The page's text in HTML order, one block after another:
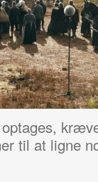
til at ligne